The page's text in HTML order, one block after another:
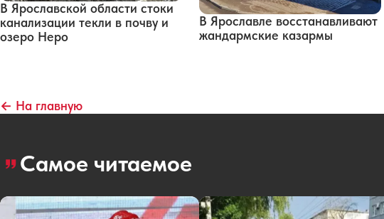
В Ярославской области стоки
канализации текли в почву и
озеро Неро
В Ярославле восстанавливают
жандармские казармы
← На главную
Самое читаемое